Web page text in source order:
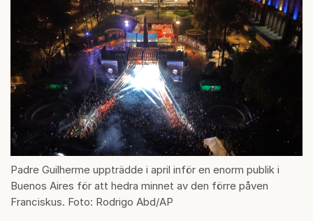
Padre Guilherme uppträdde i april inför en enorm publik i
Buenos Aires för att hedra minnet av den förre påven
Franciskus. Foto: Rodrigo Abd/AP